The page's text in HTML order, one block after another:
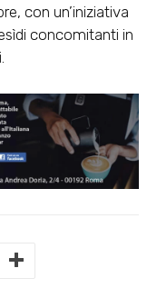
con un’iniziativa
concomitanti in